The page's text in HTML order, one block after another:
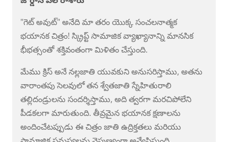
"గెట్ అవుట్" అనేది మా తరం యొక్క సంచలనాత్మక
భయానక చిత్రం! స్క్రిప్ట్ సామాజిక వ్యాఖ్యానాన్ని మానసిక
భీభత్సంతో శక్తివంతంగా మిళితం చేస్తుంది.
మేము క్రిస్ అనే నల్లజాతి యువకుని అనుసరిస్తాము, అతను
వారాంతపు సెలవులో తన శ్వేతజాతి స్నేహితురాలి
తల్లిదండ్రులను సందర్శిస్తాము, అది త్వరగా మరచిపోలేని
పీడకలగా మారుతుంది. తీవ్రమైన భయానక క్షణాలను
అందించేటప్పుడు ఈ చిత్రం జాతి ఉద్రిక్తతలు మరియు